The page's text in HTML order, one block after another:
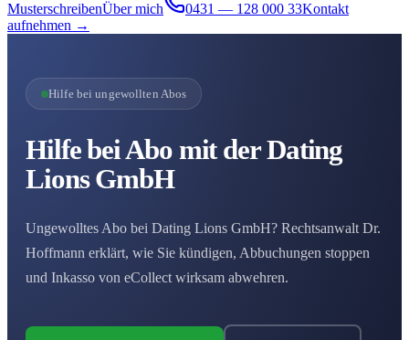
MusterschreibenÜber mich 0431 — 128 000 33Kontakt
aufnehmen →
Hilfe bei ungewollten Abos
Hilfe bei Abo mit der Dating
Lions GmbH
Ungewolltes Abo bei Dating Lions GmbH? Rechtsanwalt Dr.
Hoffmann erklärt, wie Sie kündigen, Abbuchungen stoppen
und Inkasso von eCollect wirksam abwehren.